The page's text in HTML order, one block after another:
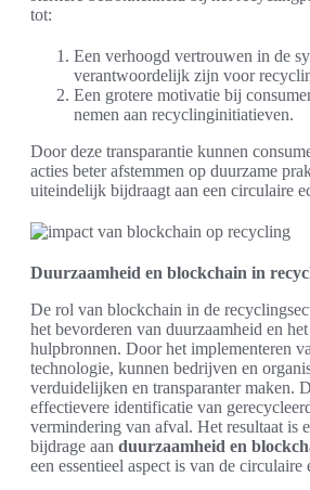
tot:
Een verhoogd vertrouwen in de
verantwoordelijk zijn voor
Een grotere motivatie bij
nemen aan recyclinginitiatieven.
Door deze transparantie kunnen
acties beter afstemmen op duurzame
uiteindelijk bijdraagt aan een circulaire
Duurzaamheid en blockchain in
De rol van blockchain in de
het bevorderen van duurzaamheid en
hulpbronnen. Door het implementeren
technologie, kunnen bedrijven en
verduidelijken en transparanter maken.
effectievere identificatie van
vermindering van afval. Het resultaat is
bijdrage aan duurzaamheid en
een essentieel aspect is van de circulaire